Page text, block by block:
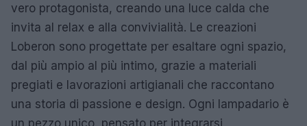
vero protagonista, creando una luce calda che
invita al relax e alla convivialità. Le creazioni
Loberon sono progettate per esaltare ogni spazio,
dal più ampio al più intimo, grazie a materiali
pregiati e lavorazioni artigianali che raccontano
una storia di passione e design. Ogni lampadario è
un pezzo unico, pensato per integrarsi